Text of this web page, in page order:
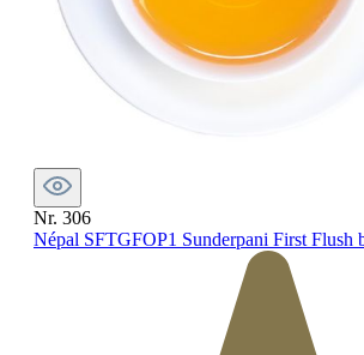
Nr. 306
Népal SFTGFOP1 Sunderpani First Flush